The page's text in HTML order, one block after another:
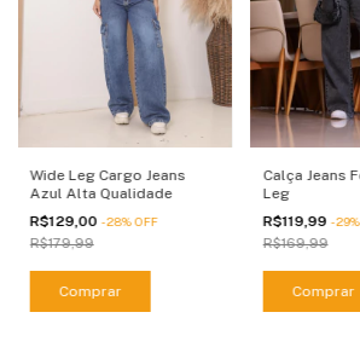
Wide Leg Cargo Jeans
Azul Alta Qualidade
R$129,00 -28%OFF
R$179,99
Comprar
Calça Jeans
Leg
R$119,99 -29
R$169,99
Comprar